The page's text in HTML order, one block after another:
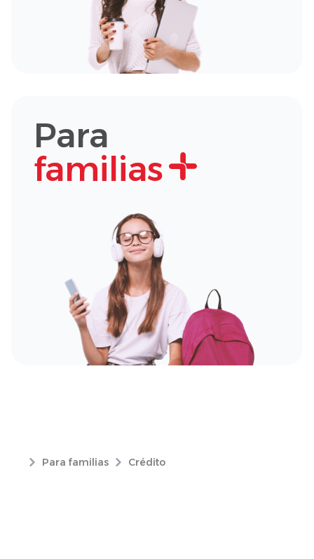
Para
familias
Para familias Crédito